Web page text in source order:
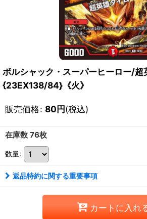
ボルシャック・スーパーヒーロー/超
{23EX138/84}《火》
販売価格: 80円(税込)
在庫数 76枚
数量:
返品特約に関する重要事項
カートに入れ